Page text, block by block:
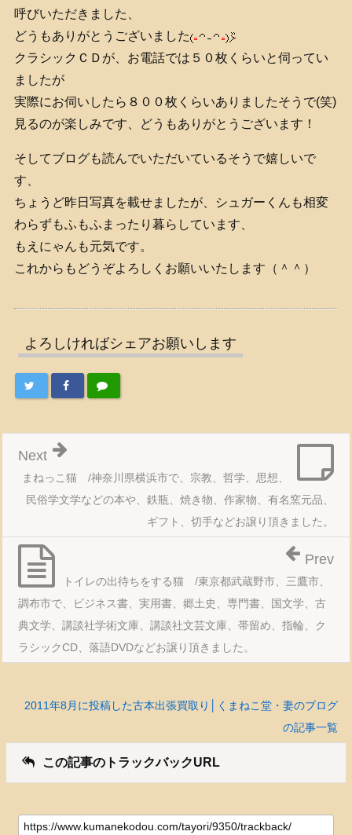
呼びいただきました、
どうもありがとうございました
クラシックＣＤが、お電話では５０枚くらいと伺ってい
ましたが
実際にお伺いしたら８００枚くらいありましたそうで(笑)
見るのが楽しみです、どうもありがとうございます！
そしてブログも読んでいただいているそうで嬉しいで
す、
ちょうど昨日写真を載せましたが、シュガーくんも相変
わらずもふもふまったり暮らしています、
もえにゃんも元気です。
これからもどうぞよろしくお願いいたします（＾＾）
よろしければシェアお願いします
まねっこ猫 /神奈川県横浜市で、宗教、哲学、思想、
民俗学文学などの本や、鉄瓶、焼き物、作家物、有名窯元品、
ギフト、切手などお譲り頂きました。
Next
トイレの出待ちをする猫 /東京都武蔵野市、三鷹市、
調布市で、ビジネス書、実用書、郷土史、専門書、国文学、古
典文学、講談社学術文庫、講談社文芸文庫、帯留め、指輪、ク
ラシックCD、落語DVDなどお譲り頂きました。
Prev
2011年8月に投稿した古本出張買取り│くまねこ堂・妻のブログ
の記事一覧
この記事のトラックバックURL